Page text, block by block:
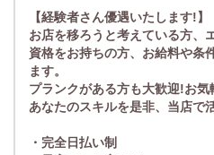
【経験者さん優遇いたします!】
お店を移ろうと考えている方、
資格をお持ちの方、お給料や条
ます。
プランクがある方も大歓迎!お気
あなたのスキルを是非、当店で
・完全日払い制